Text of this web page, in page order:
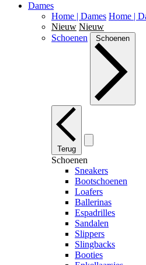
Dames
Home | Dames Home |
Nieuw Nieuw
Schoenen
Schoenen
Terug
Schoenen
Sneakers
Bootschoenen
Loafers
Ballerinas
Espadrilles
Sandalen
Slippers
Slingbacks
Booties